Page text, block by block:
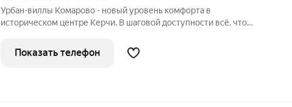
Урбан-виллы Комарово - новый уровень комфорта в
историческом центре Керчи. В шаговой доступности всё, что
благодаря обилию парковых зон. Прямо под окнами самый
большой ландшафтный парк в
Показать телефон